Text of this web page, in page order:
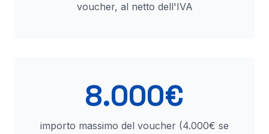
voucher, al netto dell'IVA
8.000€
importo massimo del voucher (4.000€ se